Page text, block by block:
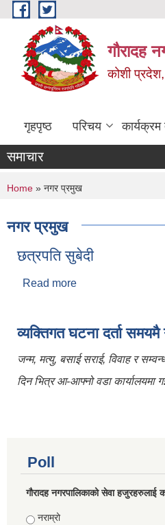
Skip to main content
गौरादह
कोशी
गृहपृष्ठ परिचय कार्यक्रम
समाचार
You are here
Home » नगर प्रमुख
नगर प्रमुख
छत्रपति सुबेदी
Read more
व्यक्तिगत घटना दर्ता समयमै
जन्म, मत्यु, बसाई सराई, विवाह र
दिन भित्र आ-आफ्नो वडा कार्यालयमा
Poll
गौरादह नगरपालिकाको सेवा हजुरहरुलाई
Choices
नराम्रो